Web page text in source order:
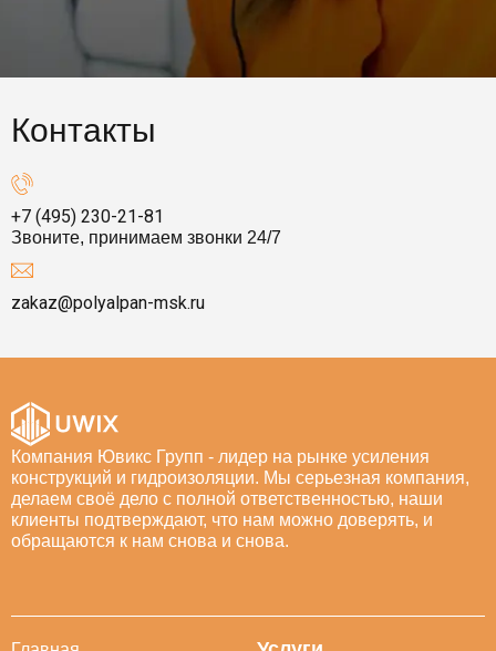
Контакты
+7 (495) 230-21-81
Звоните, принимаем звонки 24/7
zakaz@polyalpan-msk.ru
Компания Ювикс Групп - лидер на рынке усиления
конструкций и гидроизоляции. Мы серьезная компания,
делаем своё дело с полной ответственностью, наши
клиенты подтверждают, что нам можно доверять, и
обращаются к нам снова и снова.